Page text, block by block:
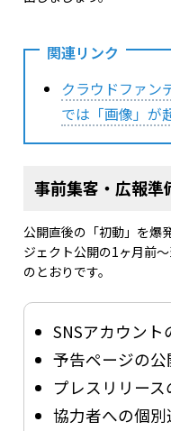
関連リンク
クラウドファン
では「画像」が
事前集客・広報準
公開直後の「初動」を爆
ジェクト公開の1ヶ月前
のとおりです。
SNSアカウント
予告ページの公
プレスリリース
協力者への個別